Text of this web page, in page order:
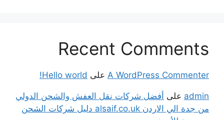
Recent Comments
A WordPress Commenter على Hello world!
admin على أفضل شركات نقل العفش والشحن الدولي
من جدة الي الاردن alsaif.co.uk دليل شركات الشحن